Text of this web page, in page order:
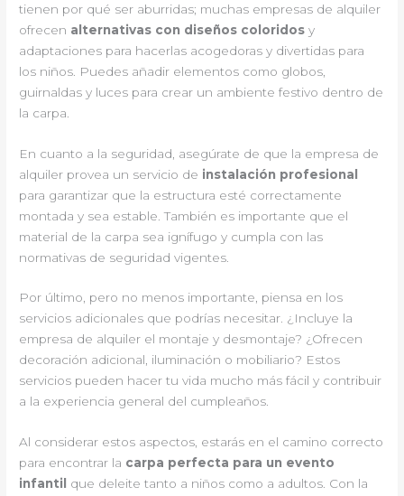
tienen por qué ser aburridas; muchas empresas de alquiler
ofrecen alternativas con diseños coloridos y
adaptaciones para hacerlas acogedoras y divertidas para
los niños. Puedes añadir elementos como globos,
guirnaldas y luces para crear un ambiente festivo dentro de
la carpa.
En cuanto a la seguridad, asegúrate de que la empresa de
alquiler provea un servicio de instalación profesional
para garantizar que la estructura esté correctamente
montada y sea estable. También es importante que el
material de la carpa sea ignífugo y cumpla con las
normativas de seguridad vigentes.
Por último, pero no menos importante, piensa en los
servicios adicionales que podrías necesitar. ¿Incluye la
empresa de alquiler el montaje y desmontaje? ¿Ofrecen
decoración adicional, iluminación o mobiliario? Estos
servicios pueden hacer tu vida mucho más fácil y contribuir
a la experiencia general del cumpleaños.
Al considerar estos aspectos, estarás en el camino correcto
para encontrar la carpa perfecta para un evento
infantil
que deleite tanto a niños como a adultos. Con la